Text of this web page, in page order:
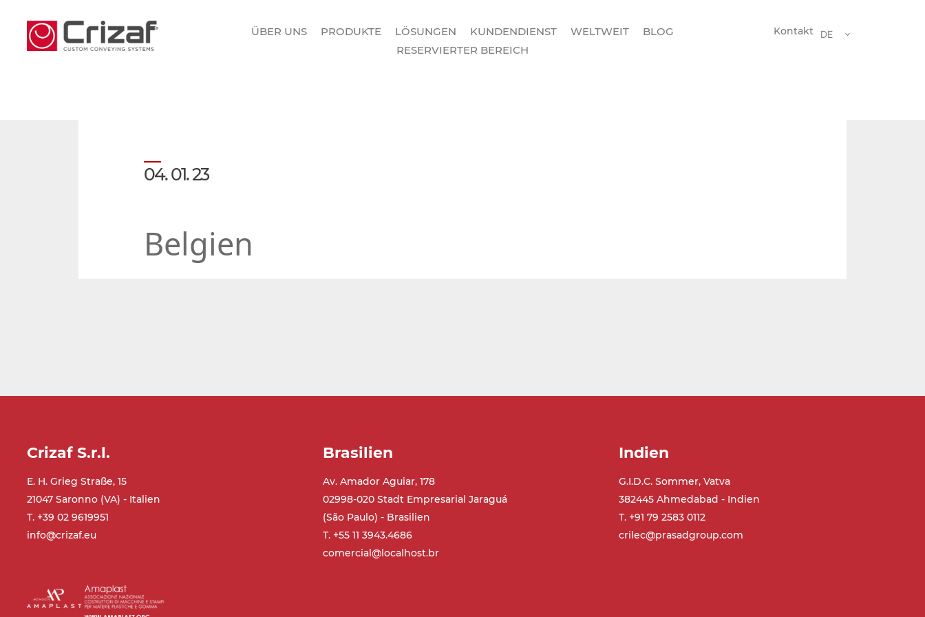
ÜBER UNS PRODUKTE LÖSUNGEN KUNDENDIENST WELTWEIT
BLOG
RESERVIERTER BEREICH
Kontakt DE
04. 01. 23
Belgien
Crizaf S.r.l.
E. H. Grieg Straße, 15
21047 Saronno (VA) - Italien
T. +39 02 9619951
info@crizaf.eu
Brasilien
Av. Amador Aguiar, 178
02998-020 Stadt Empresarial Jaraguá
(São Paulo) - Brasilien
T. +55 11 3943.4686
comercial@localhost.br
Indien
G.I.D.C. Sommer, Vatva
382445 Ahmedabad - Indien
T. +91 79 2583 0112
crilec@prasadgroup.com